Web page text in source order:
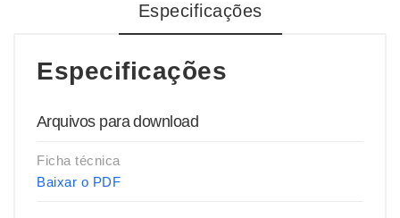
Especificações
Especificações
Arquivos para download
Ficha técnica
Baixar o PDF